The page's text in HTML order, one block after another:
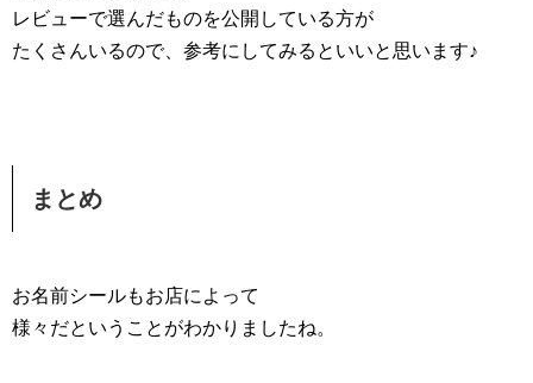
レビューで選んだものを公開している方が
たくさんいるので、参考にしてみるといいと思います♪
まとめ
お名前シールもお店によって
様々だということがわかりましたね。